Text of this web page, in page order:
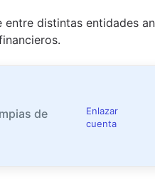
entre distintas entidades
de
Enlazar
cuenta